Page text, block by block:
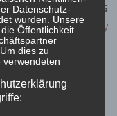
NÄCHSTER BEITRAG
Happy SysAdmin-Day
Datenschutz-
wurden. Unsere
Öffentlichkeit
dies zu
verwendeten